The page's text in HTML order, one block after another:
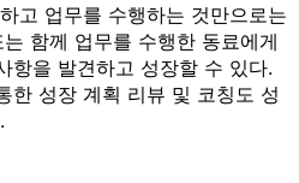
고 업무를 수행하는 것만으로는
함께 업무를 수행한 동료에게
항을 발견하고 성장할 수 있다.
한 성장 계획 리뷰 및 코칭도 성